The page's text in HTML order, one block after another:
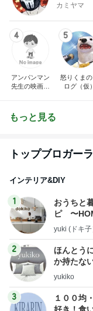
カミヤマ
4
アンパンマン
先生の映画講
5
怒りくま
ログ（仮）
もっと見る
トップブロガー
インテリア&DIY
1
おうちと
ピ 〜
yuki (ドキ子
2
ほんとう
か持たな
ep Life
yukiko
3
１００均